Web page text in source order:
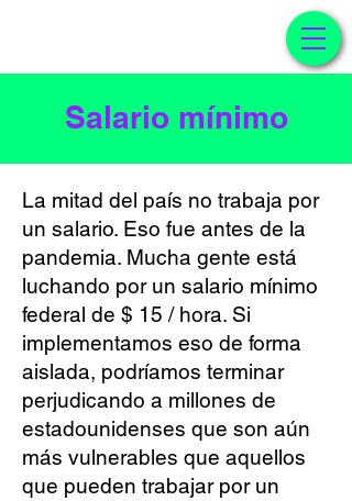
Salario mínimo
La mitad del país no trabaja por
un salario. Eso fue antes de la
pandemia. Mucha gente está
luchando por un salario mínimo
federal de $ 15 / hora. Si
implementamos eso de forma
aislada, podríamos terminar
perjudicando a millones de
estadounidenses que son aún
más vulnerables que aquellos
que pueden trabajar por un